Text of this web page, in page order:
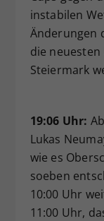
instabilen
Änderungen
die neuesten
Steiermark
19:06 Uhr:
Lukas
wie es
soeben
10:00 Uhr
11:00 Uhr,
Zweck